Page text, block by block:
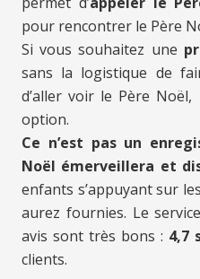
pour rencontrer le Père
Si vous souhaitez une
sans la logistique de
d’aller voir le Père
option.
Ce n’est pas un
Noël émerveillera et
enfants s’appuyant sur
aurez fournies. Le
avis sont très bons : 4,7
clients.